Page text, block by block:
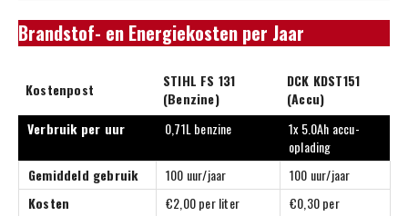
Brandstof- en Energiekosten per Jaar
Kostenpost
STIHL FS 131
(Benzine)
DCK KDST151
(Accu)
Verbruik per uur
0,71L benzine
1x 5.0Ah accu-
oplading
Gemiddeld gebruik
100 uur/jaar
100 uur/jaar
Kosten
€2,00 per liter
€0,30 per